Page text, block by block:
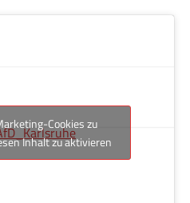
Cookies zu
Inhalt zu aktivieren